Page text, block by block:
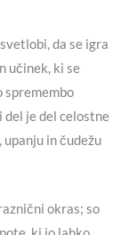
da se igra
učinek, ki se
spremembo
del je del celostne
in čudežu
okras; so